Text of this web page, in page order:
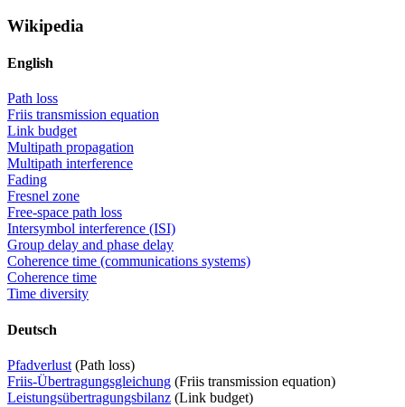
Wikipedia
English
Path loss
Friis transmission equation
Link budget
Multipath propagation
Multipath interference
Fading
Fresnel zone
Free-space path loss
Intersymbol interference (ISI)
Group delay and phase delay
Coherence time (communications systems)
Coherence time
Time diversity
Deutsch
Pfadverlust (Path loss)
Friis-Übertragungsgleichung (Friis transmission equation)
Leistungsübertragungsbilanz (Link budget)